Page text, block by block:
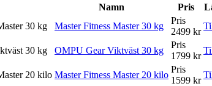
Namn Pris
Master Fitness Master 30 kg
Pris
2499 kr
OMPU Gear Viktväst 30 kg
Pris
1799 kr
Master Fitness Master 20 kilo
Pris
1599 kr